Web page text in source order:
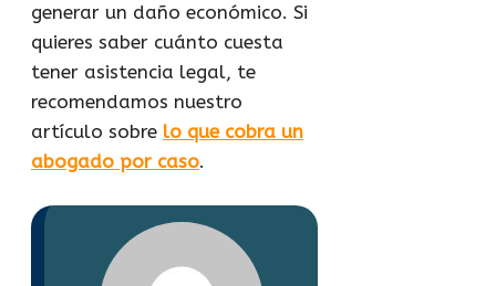
generar un daño económico. Si
quieres saber cuánto cuesta
tener asistencia legal, te
recomendamos nuestro
artículo sobre lo que cobra un
abogado por caso.